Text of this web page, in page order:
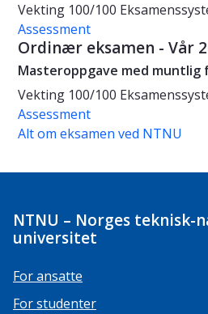
Vekting 100/100
Assessment
Ordinær eksamen - Vår
Masteroppgave med muntlig
Vekting 100/100
Assessment
Alt om eksamen ved NTNU
NTNU – Norges
universitet
For ansatte
For studenter